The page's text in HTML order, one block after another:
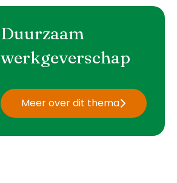
Duurzaam
werkgeverschap
Meer over dit thema